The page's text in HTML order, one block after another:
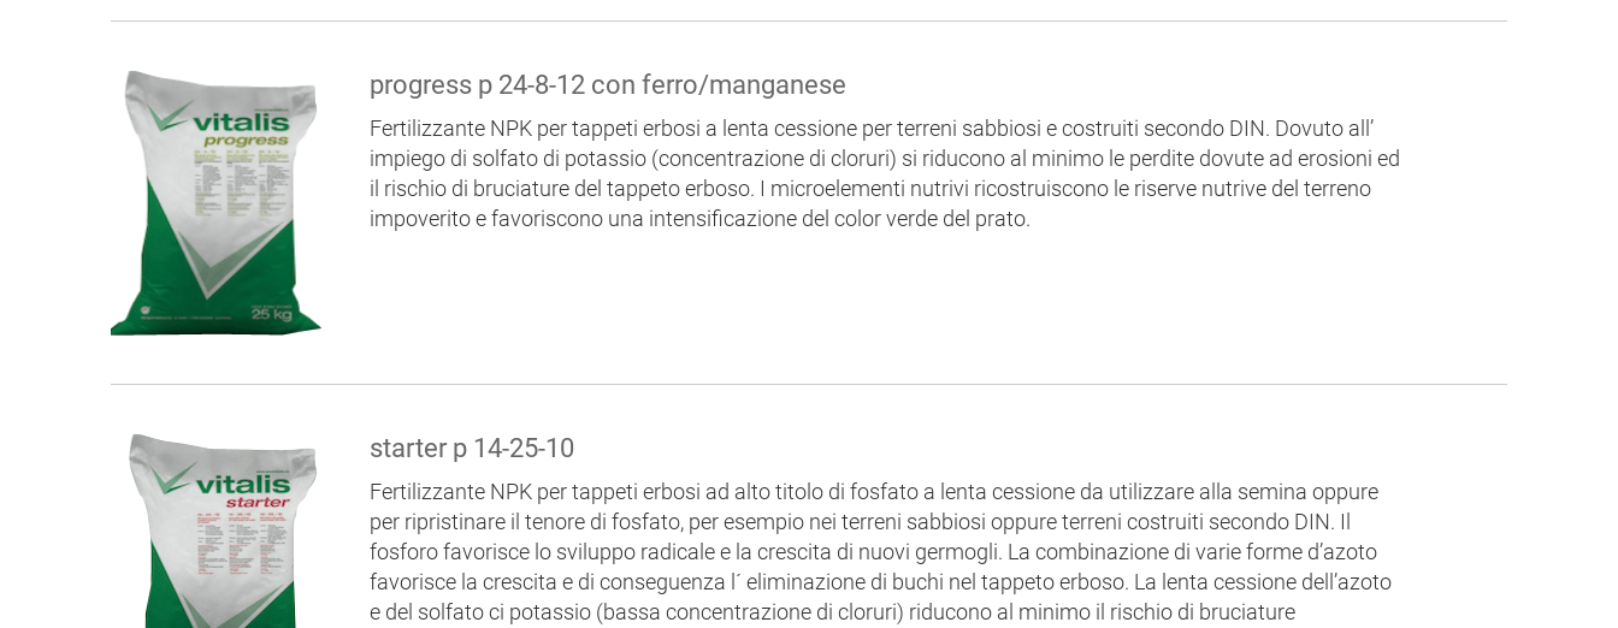
progress p 24-8-12 con ferro/manganese
Fertilizzante NPK per tappeti erbosi a lenta cessione per terreni sabbiosi e costruiti secondo DIN. Dovuto all’
impiego di solfato di potassio (concentrazione di cloruri) si riducono al minimo le perdite dovute ad erosioni ed
il rischio di bruciature del tappeto erboso. I microelementi nutrivi ricostruiscono le riserve nutrive del terreno
impoverito e favoriscono una intensificazione del color verde del prato.
starter p 14-25-10
Fertilizzante NPK per tappeti erbosi ad alto titolo di fosfato a lenta cessione da utilizzare alla semina oppure
per ripristinare il tenore di fosfato, per esempio nei terreni sabbiosi oppure terreni costruiti secondo DIN. Il
fosforo favorisce lo sviluppo radicale e la crescita di nuovi germogli. La combinazione di varie forme d’azoto
favorisce la crescita e di conseguenza l´ eliminazione di buchi nel tappeto erboso. La lenta cessione dell’azoto
e del solfato ci potassio (bassa concentrazione di cloruri) riducono al minimo il rischio di bruciature